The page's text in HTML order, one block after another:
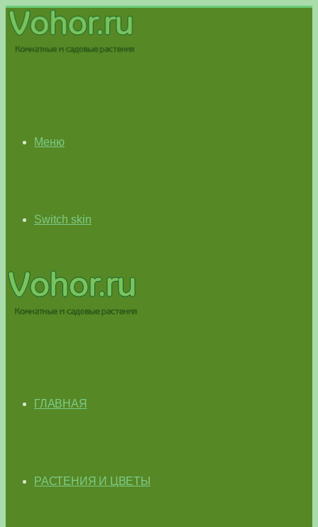
Меню
Switch skin
ГЛАВНАЯ
РАСТЕНИЯ И ЦВЕТЫ